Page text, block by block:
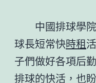
中國排球學
球長短常快時租
子們做好各項后
排球的快活，也盼